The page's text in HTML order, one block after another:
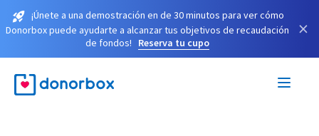
¡Únete a una demostración en de 30 minutos para ver cómo
Donorbox puede ayudarte a alcanzar tus objetivos de recaudación
de fondos!
Reserva tu cupo
×